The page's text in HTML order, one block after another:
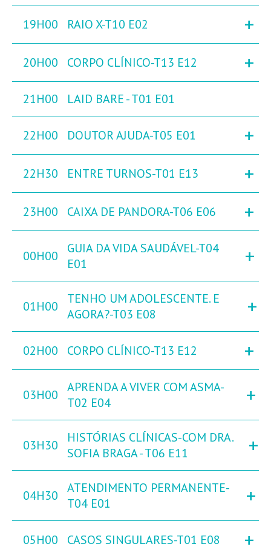
19H00 RAIO X-T10 E02 +
20H00 CORPO CLÍNICO-T13 E12 +
21H00 LAID BARE - T01 E01
22H00 DOUTOR AJUDA-T05 E01 +
22H30 ENTRE TURNOS-T01 E13 +
23H00 CAIXA DE PANDORA-T06 E06 +
00H00
GUIA DA VIDA SAUDÁVEL-T04
E01
+
01H00
TENHO UM ADOLESCENTE. E
AGORA?-T03 E08
+
02H00 CORPO CLÍNICO-T13 E12 +
03H00
APRENDA A VIVER COM ASMA-
T02 E04
+
03H30
HISTÓRIAS CLÍNICAS-COM DRA.
SOFIA BRAGA - T06 E11
+
04H30
ATENDIMENTO PERMANENTE-
T04 E01
+
05H00 CASOS SINGULARES-T01 E08 +